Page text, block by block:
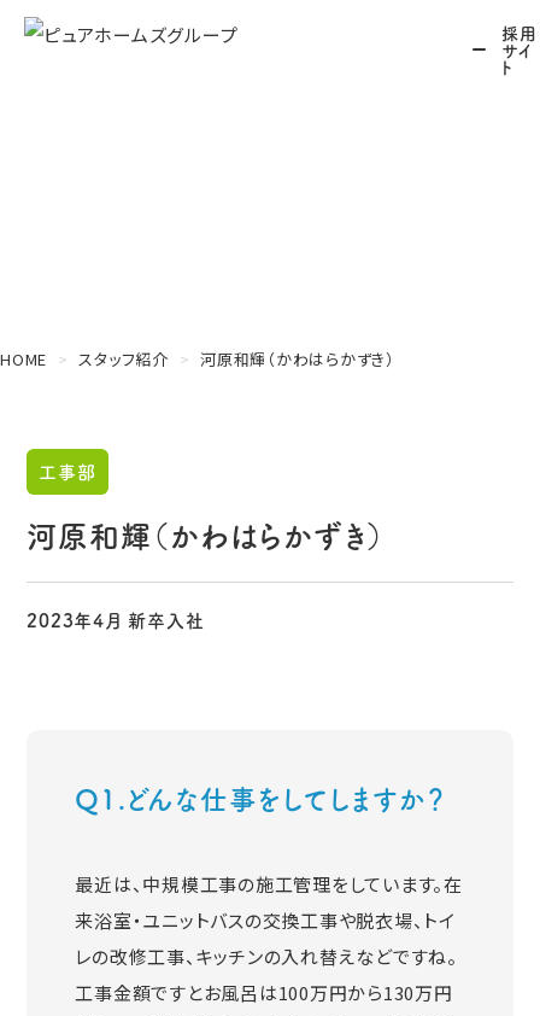
採用
サイ
ト
HOME スタッフ紹介 河原和輝（かわはらかずき）
工事部
河原和輝（かわはらかずき）
2023年4月 新卒入社
Q1.どんな仕事をしてしますか？
最近は、中規模工事の施工管理をしています。在
来浴室・ユニットバスの交換工事や脱衣場、トイ
レの改修工事、キッチンの入れ替えなどですね。
工事金額ですとお風呂は100万円から130万円